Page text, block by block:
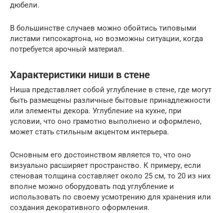
дюбели.
В большинстве случаев можно обойтись типовыми
листами гипсокартона, но возможны ситуации, когда
потребуется арочный материал.
Характеристики ниши в стене
Ниша представляет собой углубление в стене, где могут
быть размещены различные бытовые принадлежности
или элементы декора. Углубление на кухне, при
условии, что оно грамотно выполнено и оформлено,
может стать стильным акцентом интерьера.
Основным его достоинством является то, что оно
визуально расширяет пространство. К примеру, если
стеновая толщина составляет около 25 см, то 20 из них
вполне можно оборудовать под углубление и
использовать по своему усмотрению для хранения или
создания декоративного оформления.